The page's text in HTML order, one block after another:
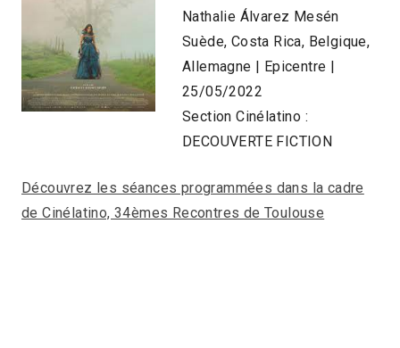
Nathalie Álvarez Mesén
Suède, Costa Rica, Belgique,
Allemagne | Epicentre |
25/05/2022
Section Cinélatino :
DECOUVERTE FICTION
Découvrez les séances programmées dans la cadre
de Cinélatino, 34èmes Recontres de Toulouse